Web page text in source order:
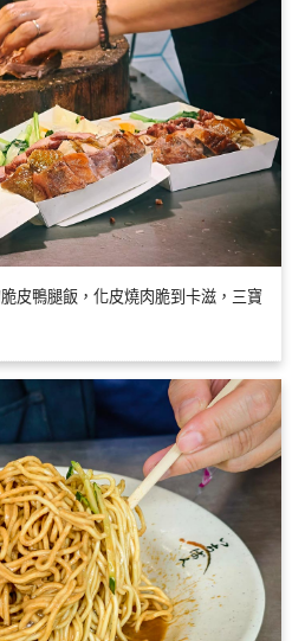
皮鴨腿飯，化皮燒肉脆到卡滋，三寶